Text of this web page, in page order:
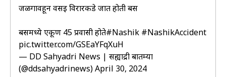
जळगावहून वसई विरारकडे जात होती बस
बसमध्ये एकूण 45 प्रवासी होते#Nashik #NashikAccident
pic.twitter.com/GSEaYFqXuH
— DD Sahyadri News | सह्याद्री बातम्या
(@ddsahyadrinews)April 30, 2024